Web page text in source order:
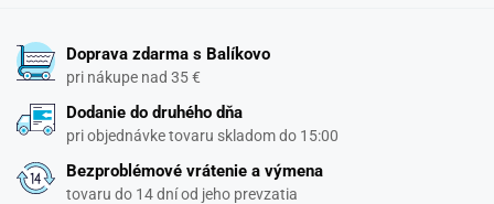
Doprava zdarma s Balíkovo
pri nákupe nad 35 €
Dodanie do druhého dňa
pri objednávke tovaru skladom do 15:00
Bezproblémové vrátenie a výmena
tovaru do 14 dní od jeho prevzatia